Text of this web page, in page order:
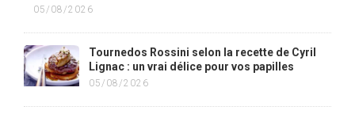
05/08/2026
Tournedos Rossini selon la recette de Cyril
Lignac : un vrai délice pour vos papilles
05/08/2026